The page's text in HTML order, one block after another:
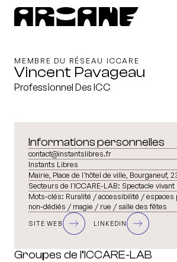
MEMBRE DU RÉSEAU ICCARE
Vincent Pavageau
Professionnel Des ICC
Informations personnelles
contact@instantslibres.fr
Instants Libres
Mairie, Place de l'hôtel de ville, Bourganeuf,
Secteurs de l'ICCARE-LAB: Spectacle vivant
Mots-clés: Ruralité / accessibilité / espaces
non-dédiés / magie / rue / salle des fêtes
SITE WEB LINKEDIN
Groupes de l’ICCARE-LAB